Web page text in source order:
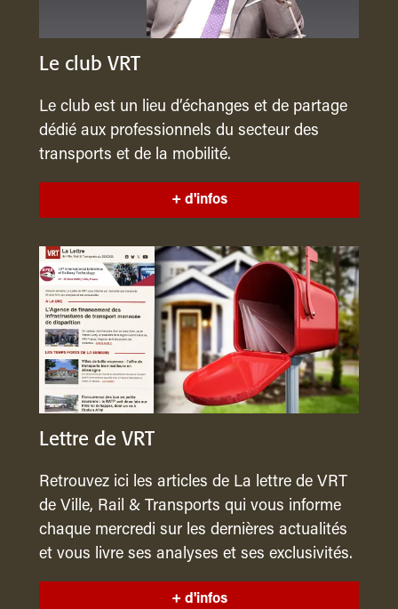
Le club VRT
Le club est un lieu d’échanges et de partage
dédié aux professionnels du secteur des
transports et de la mobilité.
+ d'infos
Lettre de VRT
Retrouvez ici les articles de La lettre de VRT
de Ville, Rail & Transports qui vous informe
chaque mercredi sur les dernières actualités
et vous livre ses analyses et ses exclusivités.
+ d'infos